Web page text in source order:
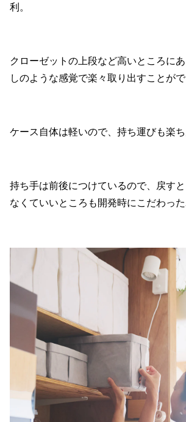
利。
クローゼットの上段など高いところに
しのような感覚で楽々取り出すことがで
ケース自体は軽いので、持ち運びも楽ち
持ち手は前後につけているので、戻す
なくていいところも開発時にこだわった